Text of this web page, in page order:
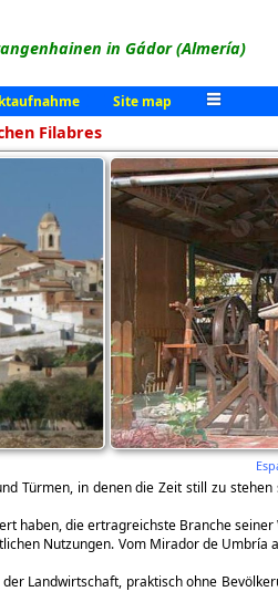
in Gádor (Almería)
Site map
Filabres
Türmen, in denen die Zeit still zu
haben, die ertragreichste Branche
Nutzungen. Vom Mirador de Umbría
Landwirtschaft, praktisch ohne